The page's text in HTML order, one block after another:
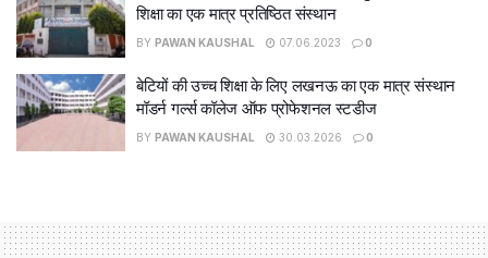
शिक्षा का एक मात्र प्रतिष्ठित संस्थान
BY PAWAN KAUSHAL 07.06.2023 0
बेटियों की उच्च शिक्षा के लिए लखनऊ का एक मात्र संस्थान
मॉडर्न गर्ल्स कॉलेज ऑफ प्रोफेशनल स्टडीज
BY PAWAN KAUSHAL 30.03.2026 0